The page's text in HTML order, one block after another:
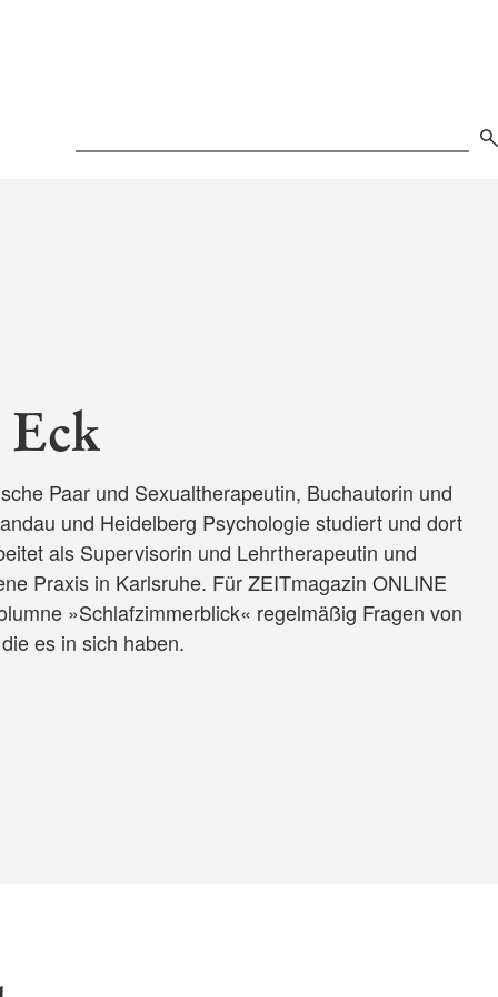
Paar und Sexualtherapeutin, Buchautorin und
und Heidelberg Psychologie studiert und dort
als Supervisorin und Lehrtherapeutin und
Praxis in Karlsruhe. Für ZEITmagazin ONLINE
»Schlafzimmerblick« regelmäßig Fragen von
es in sich haben.